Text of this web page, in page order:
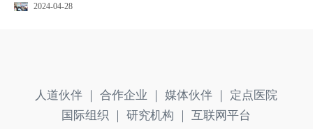
2024-04-28
人道伙伴 ｜ 合作企业 ｜ 媒体伙伴 ｜
定点医院
国际组织 ｜
研究机构 ｜
互联网平台